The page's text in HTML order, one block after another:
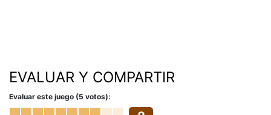
EVALUAR Y COMPARTIR
Evaluar este juego (5 votos):